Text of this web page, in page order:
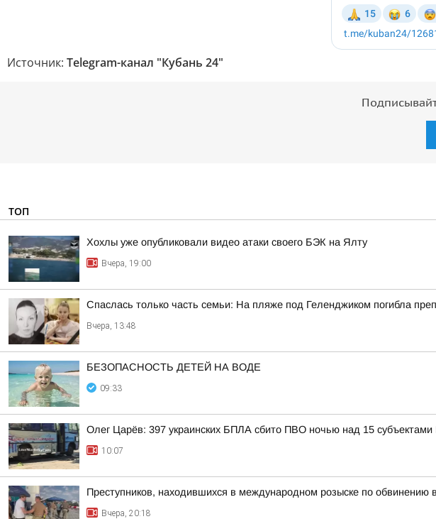
Источник: Telegram-канал "Кубань 24"
ТОП
Хохлы уже опубликовали видео атаки своего БЭК на Ялту
Вчера, 19:00
Спаслась только часть семьи: На пляже под Геленджиком погибла
Вчера, 13:48
БЕЗОПАСНОСТЬ ДЕТЕЙ НА ВОДЕ
09:33
Олег Царёв: 397 украинских БПЛА сбито ПВО ночью над 15
10:07
Преступников, находившихся в международном розыске по
Вчера, 20:18